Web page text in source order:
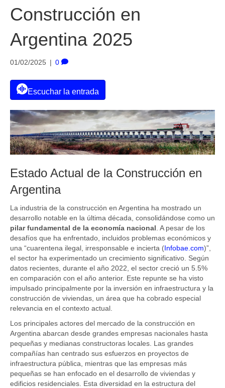
Construcción en
Argentina 2025
01/02/2025 | 0
Escuchar la entrada
Estado Actual de la Construcción en
Argentina
La industria de la construcción en Argentina ha mostrado un
desarrollo notable en la última década, consolidándose como un
pilar fundamental de la economía nacional . A pesar de los
desafíos que ha enfrentado, incluidos problemas económicos y
una “cuarentena ilegal, irresponsable e incierta (Infobae.com)”,
el sector ha experimentado un crecimiento significativo. Según
datos recientes, durante el año 2022, el sector creció un 5.5%
en comparación con el año anterior. Este repunte se ha visto
impulsado principalmente por la inversión en infraestructura y la
construcción de viviendas, un área que ha cobrado especial
relevancia en el contexto actual.
Los principales actores del mercado de la construcción en
Argentina abarcan desde grandes empresas nacionales hasta
pequeñas y medianas constructoras locales. Las grandes
compañías han centrado sus esfuerzos en proyectos de
infraestructura pública, mientras que las empresas más
pequeñas se han enfocado en el desarrollo de viviendas y
edificios residenciales. Esta diversidad en la estructura del